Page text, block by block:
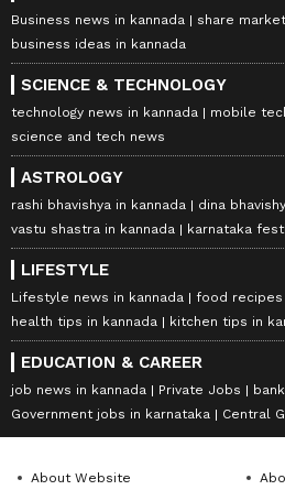
Business news in kannada
share
business ideas in kannada
SCIENCE & TECHNOLOGY
technology news in kannada
mobile
science and tech news
ASTROLOGY
rashi bhavishya in kannada dina
vastu shastra in kannada
karnataka
LIFESTYLE
Lifestyle news in kannada
food recipes
health tips in kannada
kitchen tips in
EDUCATION & CAREER
job news in kannada Private Jobs
Government jobs in karnataka
Central
About Website